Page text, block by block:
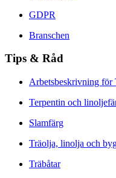
GDPR
Branschen
Tips & Råd
Arbetsbeskrivning för
Terpentin och
Slamfärg
Träolja, linolja och
Träbåtar